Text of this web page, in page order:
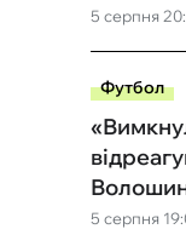
5 серпня
Футбол
5 серпня